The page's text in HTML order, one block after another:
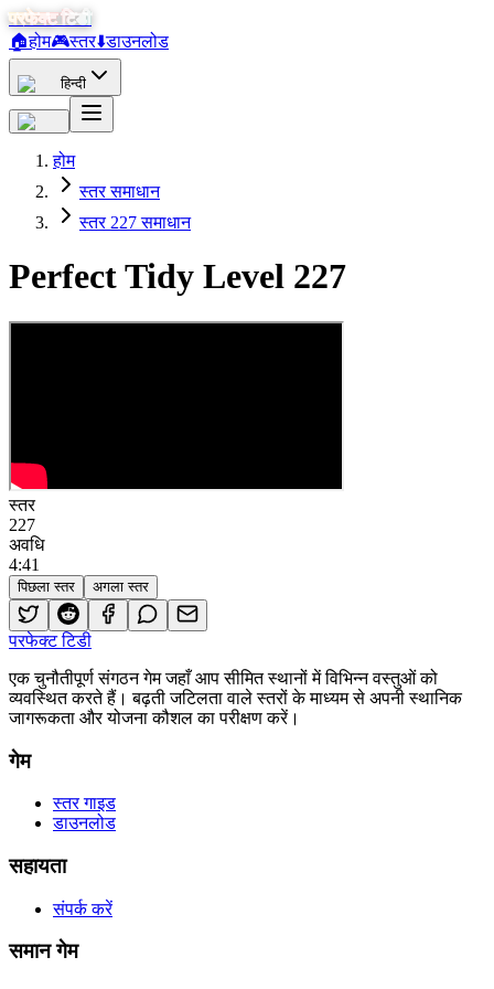
परफेक्ट टिडी
🏠होम🎮स्तर⬇️डाउनलोड
हिन्दी
होम
स्तर समाधान
स्तर 227 समाधान
Perfect Tidy Level 227
स्तर
227
अवधि
4:41
पिछला स्तर अगला स्तर
परफेक्ट टिडी
एक चुनौतीपूर्ण संगठन गेम जहाँ आप सीमित स्थानों में विभिन्न वस्तुओं को
व्यवस्थित करते हैं। बढ़ती जटिलता वाले स्तरों के माध्यम से अपनी स्थानिक
जागरूकता और योजना कौशल का परीक्षण करें।
गेम
स्तर गाइड
डाउनलोड
सहायता
संपर्क करें
समान गेम